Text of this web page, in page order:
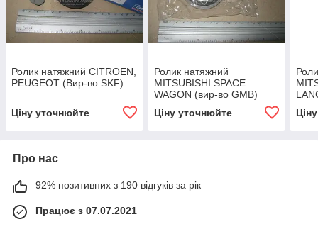
Ролик натяжний CITROEN,
PEUGEOT (Вир-во SKF)
Ціну уточнюйте
Ролик натяжний
MITSUBISHI SPACE
WAGON (вир-во GMB)
Ціну уточнюйте
Про нас
92% позитивних з 190 відгуків за рік
Працює з 07.07.2021